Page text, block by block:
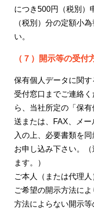
につき500円（税別）
（税別）分の定額小
い。
（７）開示等の受付
保有個人データに関
受付窓口までご連絡
ら、当社所定の「保
送または、FAX、メ
入の上、必要書類を
お申し込み下さい。
ます。）
ご本人（または代理人
ご希望の開示方法に
方法によらない開示